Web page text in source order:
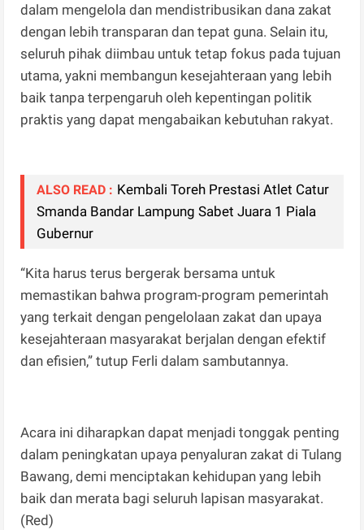
dalam mengelola dan mendistribusikan dana zakat
dengan lebih transparan dan tepat guna. Selain itu,
seluruh pihak diimbau untuk tetap fokus pada tujuan
utama, yakni membangun kesejahteraan yang lebih
baik tanpa terpengaruh oleh kepentingan politik
praktis yang dapat mengabaikan kebutuhan rakyat.
ALSO READ : Kembali Toreh Prestasi Atlet Catur
Smanda Bandar Lampung Sabet Juara 1 Piala
Gubernur
“Kita harus terus bergerak bersama untuk
memastikan bahwa program-program pemerintah
yang terkait dengan pengelolaan zakat dan upaya
kesejahteraan masyarakat berjalan dengan efektif
dan efisien,” tutup Ferli dalam sambutannya.
Acara ini diharapkan dapat menjadi tonggak penting
dalam peningkatan upaya penyaluran zakat di Tulang
Bawang, demi menciptakan kehidupan yang lebih
baik dan merata bagi seluruh lapisan masyarakat.
(Red)